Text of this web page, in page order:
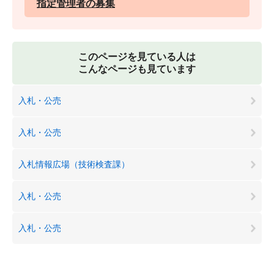
指定管理者の募集
このページを見ている人は
こんなページも見ています
入札・公売
入札・公売
入札情報広場（技術検査課）
入札・公売
入札・公売